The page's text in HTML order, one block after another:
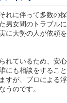
れに伴って多数の探
男女間のトラブルに
に大勢の人が依頼を
れているため、安心
にも相談をすること
すが、プロによる浮
うのです。